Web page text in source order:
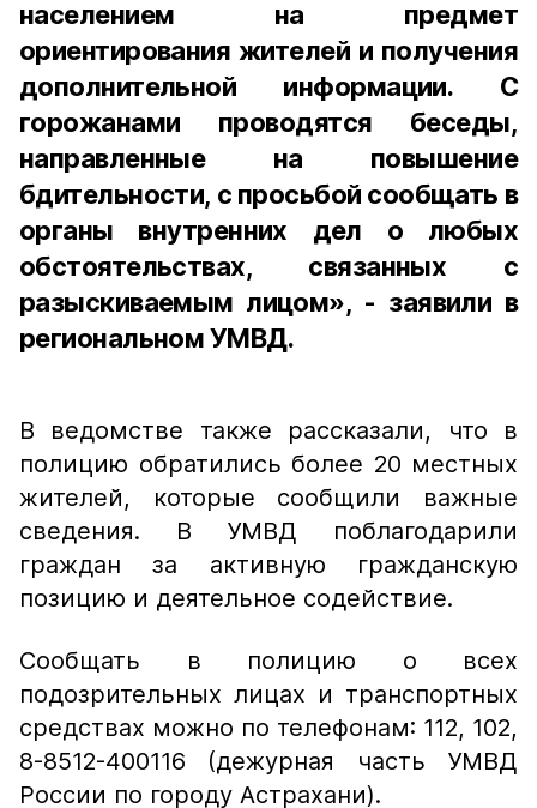
населением на предмет
ориентирования жителей и получения
дополнительной информации. С
горожанами проводятся беседы,
направленные на повышение
бдительности, с просьбой сообщать в
органы внутренних дел о любых
обстоятельствах, связанных с
разыскиваемым лицом», - заявили в
региональном УМВД.
В ведомстве также рассказали, что в
полицию обратились более 20 местных
жителей, которые сообщили важные
сведения. В УМВД поблагодарили
граждан за активную гражданскую
позицию и деятельное содействие.
Сообщать в полицию о всех
подозрительных лицах и транспортных
средствах можно по телефонам: 112, 102,
8-8512-400116 (дежурная часть УМВД
России по городу Астрахани).